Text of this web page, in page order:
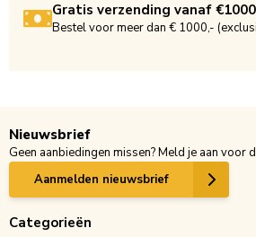
Gratis verzending vanaf
Bestel voor meer dan € 1000,-
Nieuwsbrief
Geen aanbiedingen missen? Meld je aan voor
Aanmelden nieuwsbrief
Categorieën